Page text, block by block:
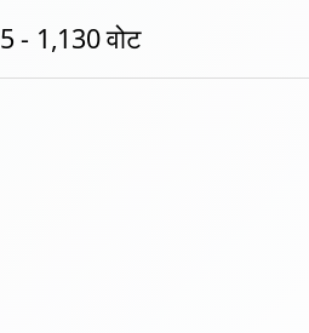
- 1,130वोट